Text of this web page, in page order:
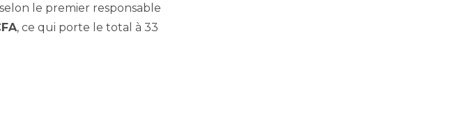
le premier responsable
, ce qui porte le total à 33